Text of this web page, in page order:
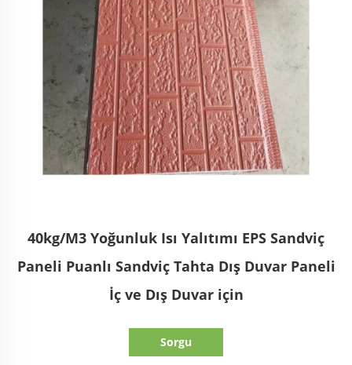
40kg/M3 Yoğunluk Isı Yalıtımı EPS Sandviç
Paneli Puanlı Sandviç Tahta Dış Duvar Paneli
İç ve Dış Duvar için
Sorgu